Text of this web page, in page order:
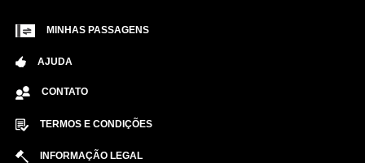
MINHAS PASSAGENS
AJUDA
CONTATO
TERMOS E CONDIÇÕES
INFORMAÇÃO LEGAL